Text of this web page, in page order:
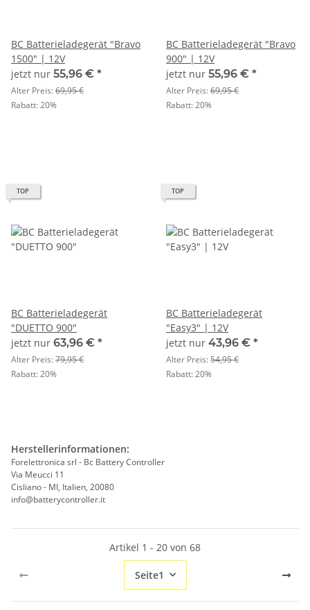
BC Batterieladegerät "Bravo
1500" | 12V
jetzt nur 55,96 € *
Alter Preis:69,95 €
Rabatt:20%
BC Batterieladegerät "Bravo
900" | 12V
jetzt nur 55,96 € *
Alter Preis:69,95 €
Rabatt:20%
TOP
BC Batterieladegerät
"DUETTO 900"
jetzt nur 63,96 € *
Alter Preis:79,95 €
Rabatt:20%
TOP
BC Batterieladegerät
"Easy3" | 12V
jetzt nur 43,96 € *
Alter Preis:54,95 €
Rabatt:20%
Herstellerinformationen:
Forelettronica srl - Bc Battery Controller
Via Meucci 11
Cisliano - MI, Italien, 20080
info@batterycontroller.it
Artikel 1 - 20 von 68
Seite1